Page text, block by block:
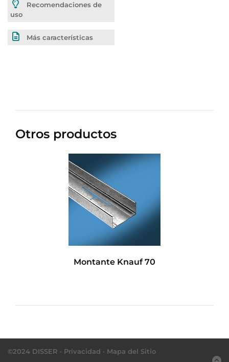
Recomendaciones de
uso
Más características
Otros productos
Montante Knauf 70
©2024 DISSER · Privacidad · Mapa del Sitio